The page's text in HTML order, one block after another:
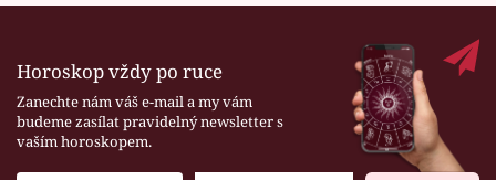
Horoskop vždy po ruce
Zanechte nám váš e-mail a my vám
budeme zasílat pravidelný newsletter s
vaším horoskopem.